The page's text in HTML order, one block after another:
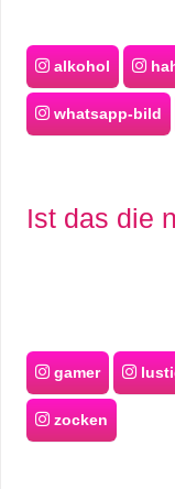
alkohol
whatsapp-bild
Ist das die
gamer
zocken